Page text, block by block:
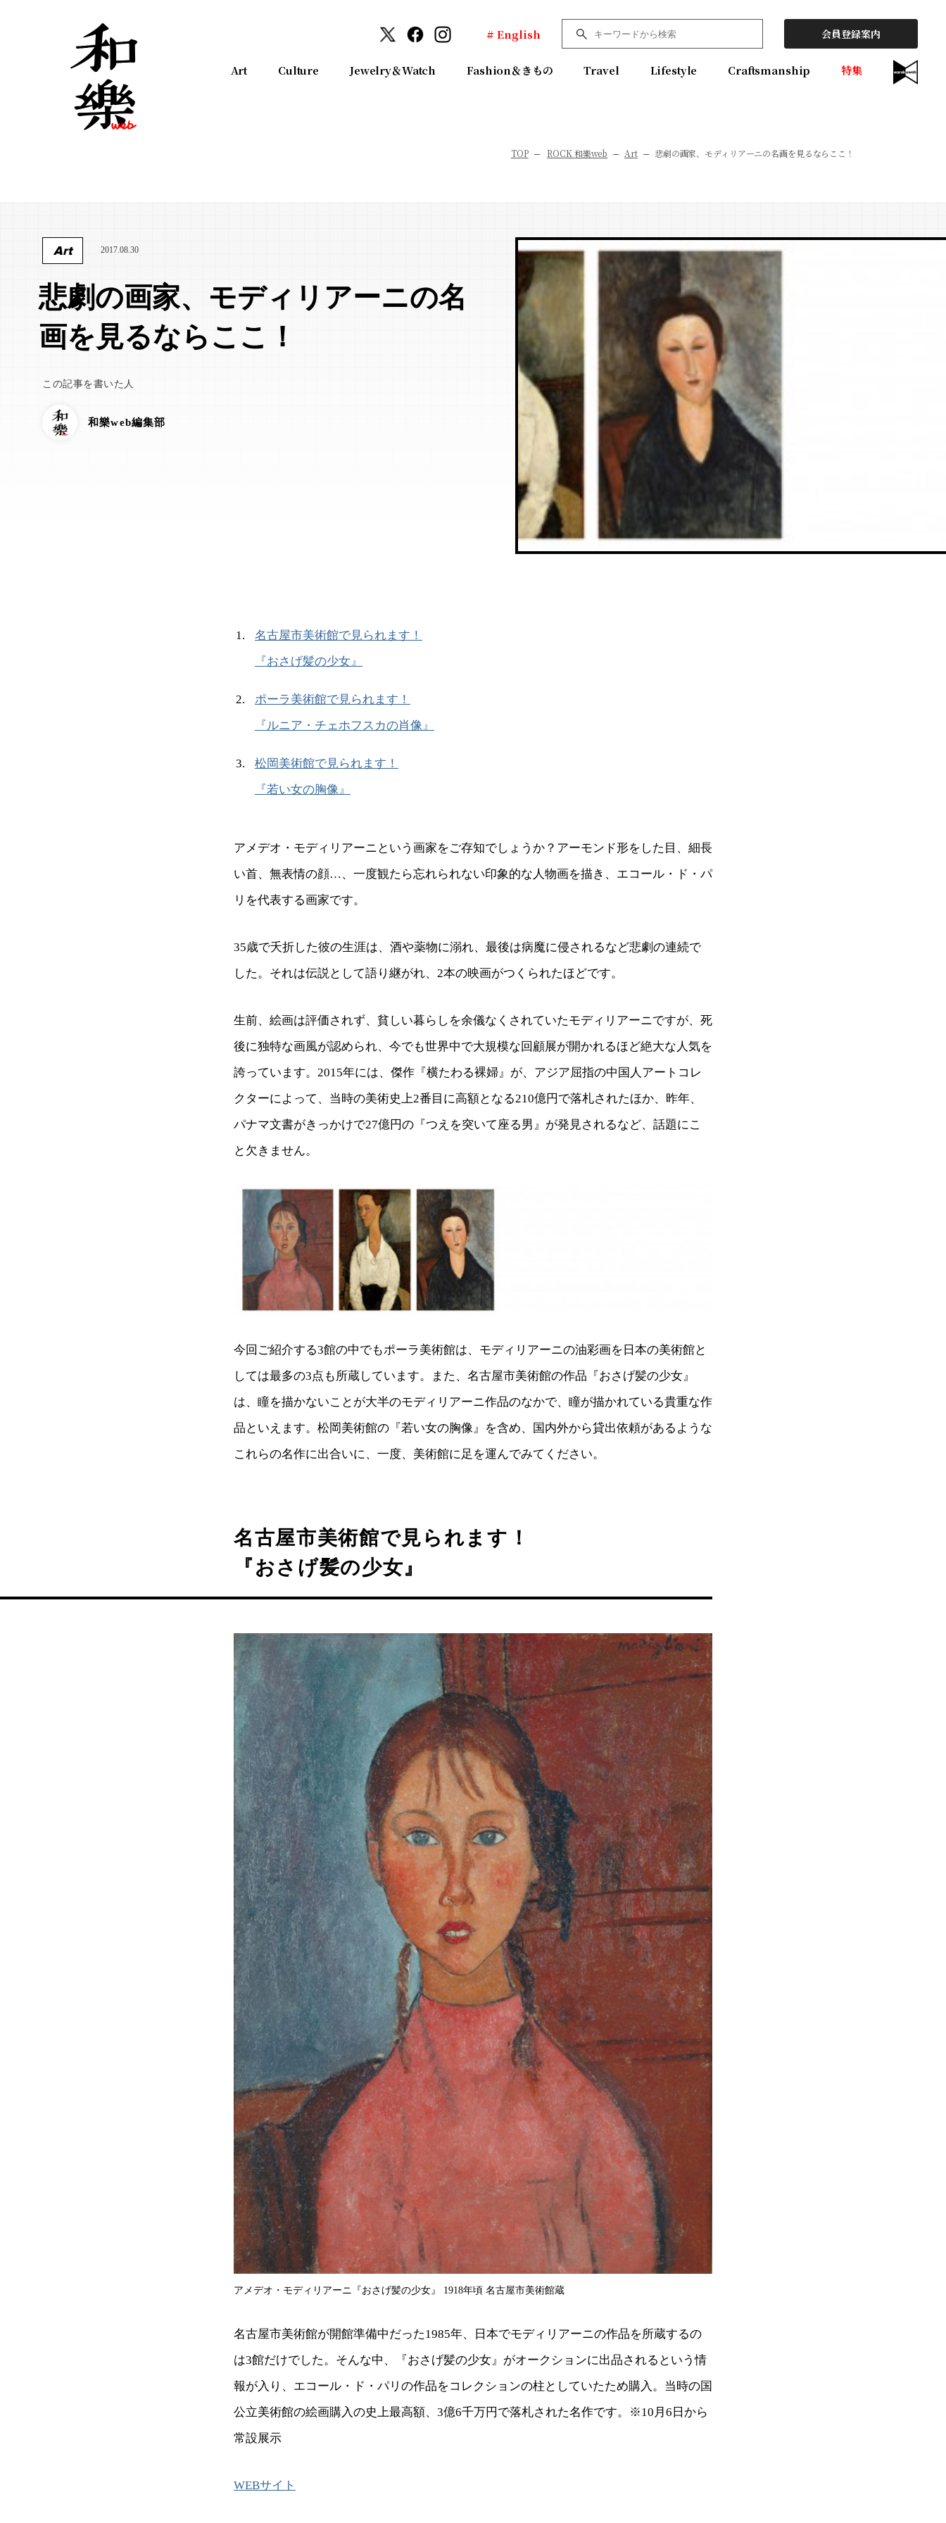
# English 会員登録案内
Art Culture Jewelry＆Watch Fashion＆きもの Travel Lifestyle Craftsmanship 特集
TOP ROCK 和樂web Art 悲劇の画家、モディリアーニの名画を見るならここ！
Art 2017.08.30
悲劇の画家、モディリアーニの名
画を見るならここ！
この記事を書いた人
和樂web編集部
名古屋市美術館で見られます！
『おさげ髪の少女』
ポーラ美術館で見られます！
『ルニア・チェホフスカの肖像』
松岡美術館で見られます！
『若い女の胸像』
アメデオ・モディリアーニという画家をご存知でしょうか？アーモンド形をした目、細長
い首、無表情の顔…、一度観たら忘れられない印象的な人物画を描き、エコール・ド・パ
リを代表する画家です。
35歳で夭折した彼の生涯は、酒や薬物に溺れ、最後は病魔に侵されるなど悲劇の連続で
した。それは伝説として語り継がれ、2本の映画がつくられたほどです。
生前、絵画は評価されず、貧しい暮らしを余儀なくされていたモディリアーニですが、死
後に独特な画風が認められ、今でも世界中で大規模な回顧展が開かれるほど絶大な人気を
誇っています。2015年には、傑作『横たわる裸婦』が、アジア屈指の中国人アートコレ
クターによって、当時の美術史上2番目に高額となる210億円で落札されたほか、昨年、
パナマ文書がきっかけで27億円の『つえを突いて座る男』が発見されるなど、話題にこ
と欠きません。
今回ご紹介する3館の中でもポーラ美術館は、モディリアーニの油彩画を日本の美術館と
しては最多の3点も所蔵しています。また、名古屋市美術館の作品『おさげ髪の少女』
は、瞳を描かないことが大半のモディリアーニ作品のなかで、瞳が描かれている貴重な作
品といえます。松岡美術館の『若い女の胸像』を含め、国内外から貸出依頼があるような
これらの名作に出合いに、一度、美術館に足を運んでみてください。
名古屋市美術館で見られます！
『おさげ髪の少女』
アメデオ・モディリアーニ『おさげ髪の少女』 1918年頃 名古屋市美術館蔵
名古屋市美術館が開館準備中だった1985年、日本でモディリアーニの作品を所蔵するの
は3館だけでした。そんな中、『おさげ髪の少女』がオークションに出品されるという情
報が入り、エコール・ド・パリの作品をコレクションの柱としていたため購入。当時の国
公立美術館の絵画購入の史上最高額、3億6千万円で落札された名作です。※10月6日から
常設展示
WEBサイト